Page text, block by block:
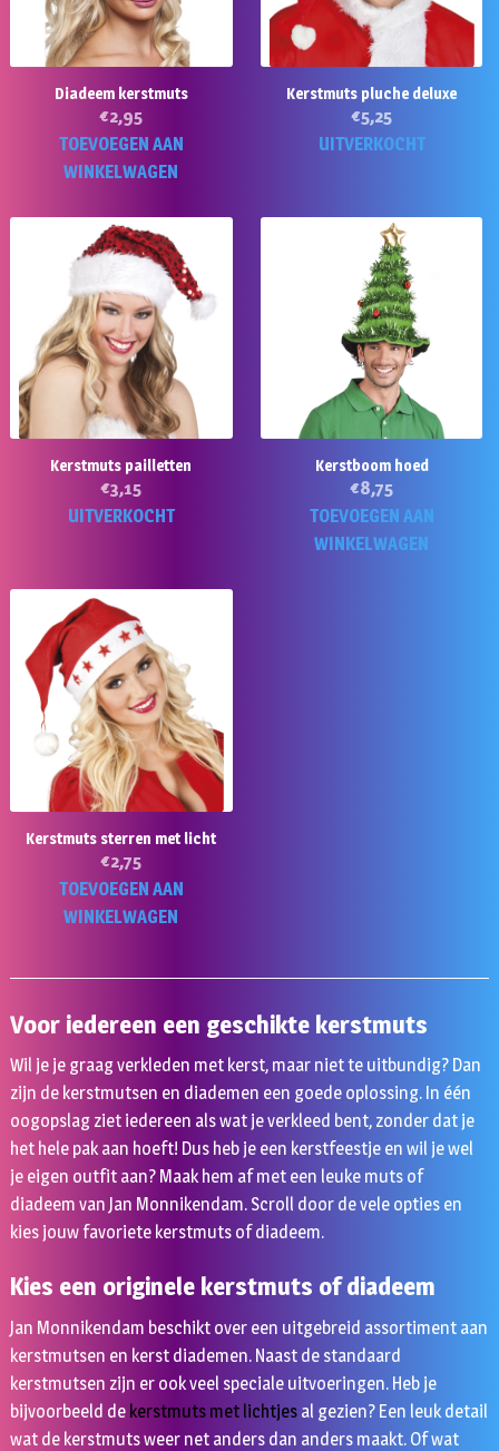
Diadeem kerstmuts
€2,95
TOEVOEGEN AAN
WINKELWAGEN
Kerstmuts pluche deluxe
€5,25
UITVERKOCHT
Kerstmuts pailletten
€3,15
UITVERKOCHT
Kerstboom hoed
€8,75
TOEVOEGEN AAN
WINKELWAGEN
Kerstmuts sterren met licht
€2,75
TOEVOEGEN AAN
WINKELWAGEN
Voor iedereen een geschikte kerstmuts
Wil je je graag verkleden met kerst, maar niet te uitbundig? Dan
zijn de kerstmutsen en diademen een goede oplossing. In één
oogopslag ziet iedereen als wat je verkleed bent, zonder dat je
het hele pak aan hoeft! Dus heb je een kerstfeestje en wil je wel
je eigen outfit aan? Maak hem af met een leuke muts of
diadeem van Jan Monnikendam. Scroll door de vele opties en
kies jouw favoriete kerstmuts of diadeem.
Kies een originele kerstmuts of diadeem
Jan Monnikendam beschikt over een uitgebreid assortiment aan
kerstmutsen en kerst diademen. Naast de standaard
kerstmutsen zijn er ook veel speciale uitvoeringen. Heb je
bijvoorbeeld de kerstmuts met lichtjesal gezien? Een leuk detail
wat de kerstmuts weer net anders dan anders maakt. Of wat